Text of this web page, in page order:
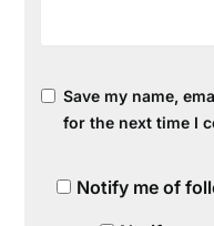
Save my name,
for the next time I
Notify me of